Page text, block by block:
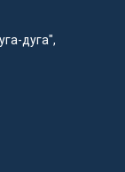
дуга",